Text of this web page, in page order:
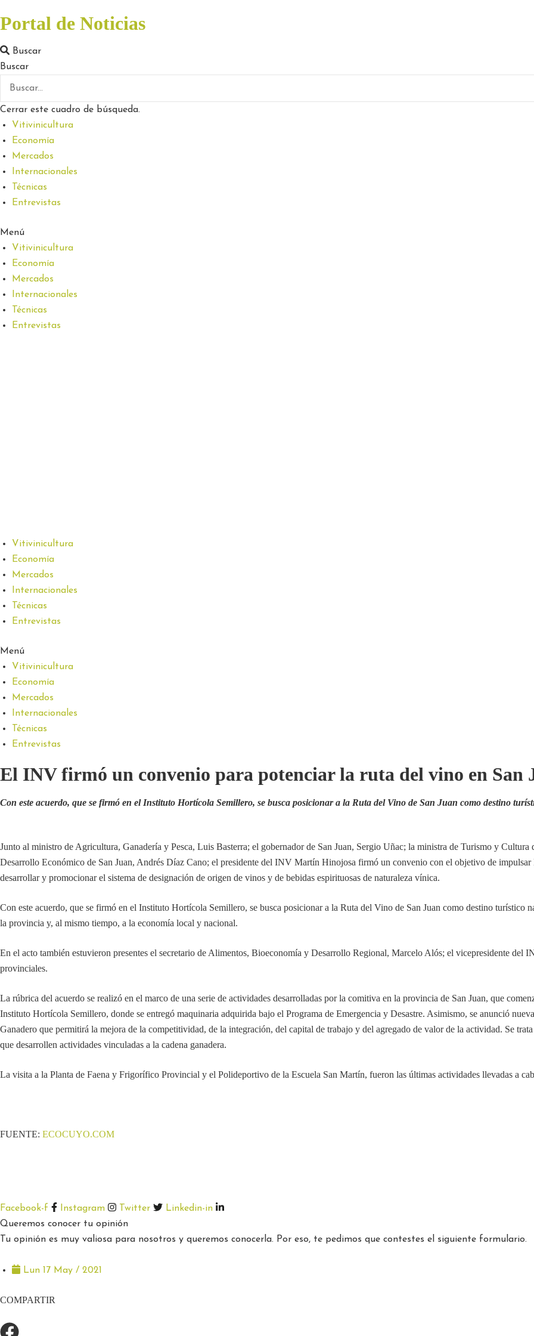
Portal de Noticias
Buscar
Buscar
Cerrar este cuadro de búsqueda.
Vitivinicultura
Economía
Mercados
Internacionales
Técnicas
Entrevistas
Menú
Vitivinicultura
Economía
Mercados
Internacionales
Técnicas
Entrevistas
Vitivinicultura
Economía
Mercados
Internacionales
Técnicas
Entrevistas
Menú
Vitivinicultura
Economía
Mercados
Internacionales
Técnicas
Entrevistas
El INV firmó un convenio para potenciar la ruta del vino en San
Con este acuerdo, que se firmó en el Instituto Hortícola Semillero, se busca posicionar a la Ruta del Vino de San Juan como destino
Junto al ministro de Agricultura, Ganadería y Pesca, Luis Basterra; el gobernador de San Juan, Sergio Uñac; la ministra de Turismo y
Desarrollo Económico de San Juan, Andrés Díaz Cano; el presidente del INV Martín Hinojosa firmó un convenio con el objetivo de
desarrollar y promocionar el sistema de designación de origen de vinos y de bebidas espirituosas de naturaleza vínica.
Con este acuerdo, que se firmó en el Instituto Hortícola Semillero, se busca posicionar a la Ruta del Vino de San Juan como destino
la provincia y, al mismo tiempo, a la economía local y nacional.
En el acto también estuvieron presentes el secretario de Alimentos, Bioeconomía y Desarrollo Regional, Marcelo Alós; el vicepresidente del
provinciales.
La rúbrica del acuerdo se realizó en el marco de una serie de actividades desarrolladas por la comitiva en la provincia de San Juan, que
Instituto Hortícola Semillero, donde se entregó maquinaria adquirida bajo el Programa de Emergencia y Desastre. Asimismo, se anunció
Ganadero que permitirá la mejora de la competitividad, de la integración, del capital de trabajo y del agregado de valor de la actividad. Se
que desarrollen actividades vinculadas a la cadena ganadera.
La visita a la Planta de Faena y Frigorífico Provincial y el Polideportivo de la Escuela San Martín, fueron las últimas actividades llevadas a
FUENTE: ECOCUYO.COM
Facebook-f Instagram Twitter
Linkedin-in
Queremos conocer tu opinión
Tu opinión es muy valiosa para nosotros y queremos conocerla. Por eso, te pedimos que contestes el siguiente formulario.
Lun 17 May / 2021
COMPARTIR